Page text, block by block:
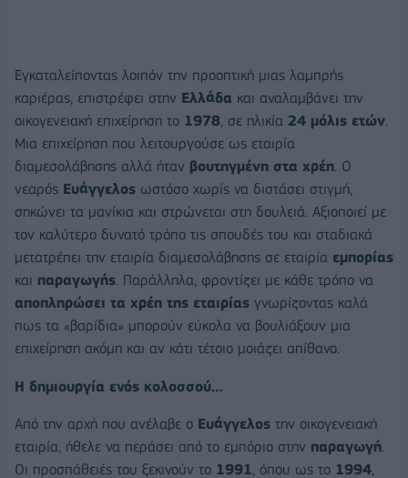
Εγκαταλείποντας λοιπόν την προοπτική μιας λαμπρής
καριέρας, επιστρέφει στην Ελλάδα και αναλαμβάνει την
οικογενειακή επιχείρηση το 1978 , σε ηλικία 24 μόλις ετών.
Μια επιχείρηση που λειτουργούσε ως εταιρία
διαμεσολάβησης αλλά ήταν βουτηγμένη στα χρέη. Ο
νεαρός Ευάγγελος ωστόσο χωρίς να διστάσει στιγμή,
σηκώνει τα μανίκια και στρώνεται στη δουλειά. Αξιοποιεί με
τον καλύτερο δυνατό τρόπο τις σπουδές του και σταδιακά
μετατρέπει την εταιρία διαμεσολάβησης σε εταιρία εμπορίας
και παραγωγής. Παράλληλα, φροντίζει με κάθε τρόπο να
αποπληρώσει τα χρέη της εταιρίας γνωρίζοντας καλά
πως τα «βαρίδια» μπορούν εύκολα να βουλιάξουν μια
επιχείρηση ακόμη και αν κάτι τέτοιο μοιάζει απίθανο.
Η δημιουργία ενός κολοσσού…
Από την αρχή που ανέλαβε ο Ευάγγελος την οικογενειακή
εταιρία, ήθελε να περάσει από το εμπόριο στην παραγωγή.
Οι προσπάθειές του ξεκινούν το 1991, όπου ως το 1994,